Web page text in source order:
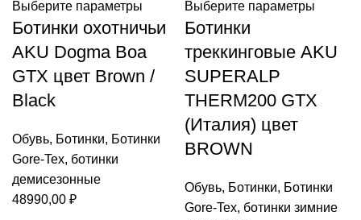
Выберите параметры
Ботинки охотничьи
AKU Dogma Boa
GTX цвет Brown /
Black
Обувь, Ботинки, Ботинки
Gore-Tex, ботинки
демисезонные
48990,00 ₽
Выберите параметры
Ботинки
треккинговые AKU
SUPERALP
THERM200 GTX
(Италия) цвет
BROWN
Обувь, Ботинки, Ботинки
Gore-Tex, ботинки зимние